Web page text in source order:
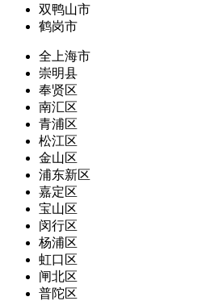
双鸭山市
鹤岗市
全上海市
崇明县
奉贤区
南汇区
青浦区
松江区
金山区
浦东新区
嘉定区
宝山区
闵行区
杨浦区
虹口区
闸北区
普陀区